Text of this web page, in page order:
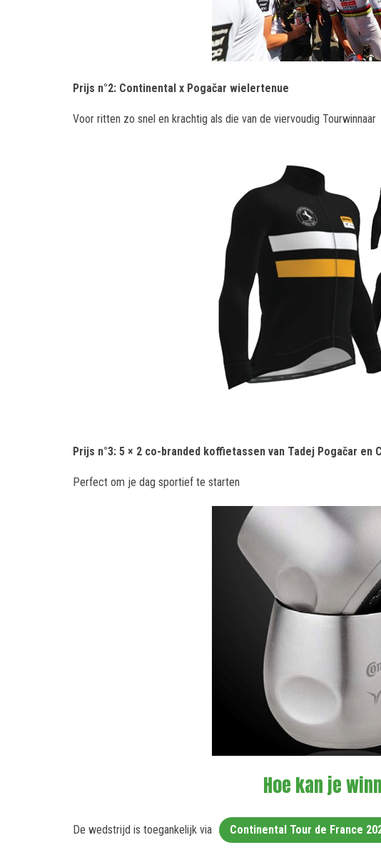
Prijs n°2: Continental x Pogačar wielertenue
Voor ritten zo snel en krachtig als die van de viervoudig Tourwinnaar
Prijs n°3: 5 × 2 co-branded koffietassen van Tadej Pogačar en
Perfect om je dag sportief te starten
Hoe kan je
De wedstrijd is toegankelijk via Continental Tour de France